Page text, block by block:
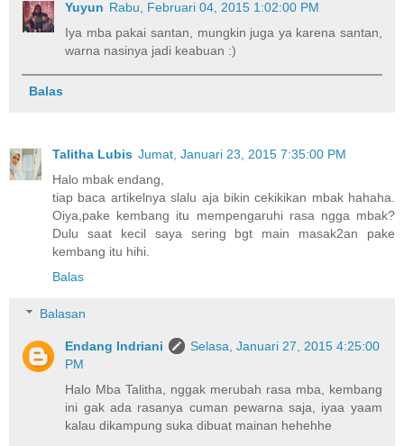
Yuyun Rabu, Februari 04, 2015 1:02:00 PM
Iya mba pakai santan, mungkin juga ya karena santan,
warna nasinya jadi keabuan :)
Balas
Talitha Lubis Jumat, Januari 23, 2015 7:35:00 PM
Halo mbak endang,
tiap baca artikelnya slalu aja bikin cekikikan mbak hahaha.
Oiya,pake kembang itu mempengaruhi rasa ngga mbak?
Dulu saat kecil saya sering bgt main masak2an pake
kembang itu hihi.
Balas
Balasan
Endang Indriani
Selasa, Januari 27, 2015 4:25:00
PM
Halo Mba Talitha, nggak merubah rasa mba, kembang
ini gak ada rasanya cuman pewarna saja, iyaa yaam
kalau dikampung suka dibuat mainan hehehhe